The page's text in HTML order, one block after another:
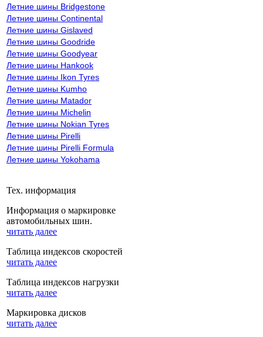
Летние шины Bridgestone
Летние шины Continental
Летние шины Gislaved
Летние шины Goodride
Летние шины Goodyear
Летние шины Hankook
Летние шины Ikon Tyres
Летние шины Kumho
Летние шины Matador
Летние шины Michelin
Летние шины Nokian Tyres
Летние шины Pirelli
Летние шины Pirelli Formula
Летние шины Yokohama
Тех. информация
Информация о маркировке
автомобильных шин.
читать далее
Таблица индексов скоростей
читать далее
Таблица индексов нагрузки
читать далее
Маркировка дисков
читать далее